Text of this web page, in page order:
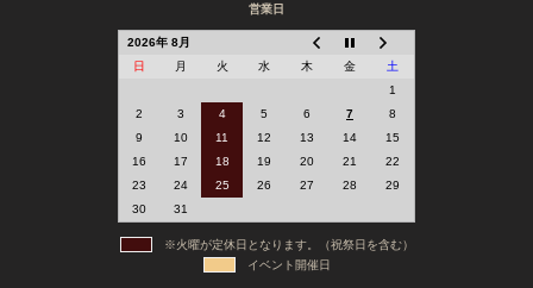
営業日
2026年 8月
日
月 火 水 木 金
土
1
2
3 4 5 6 7
8
9
10 11 12 13 14
15
16
17 18 19 20 21
22
23
24 25 26 27 28
29
30
31
※火曜が定休日となります。（祝祭日を含む）
イベント開催日